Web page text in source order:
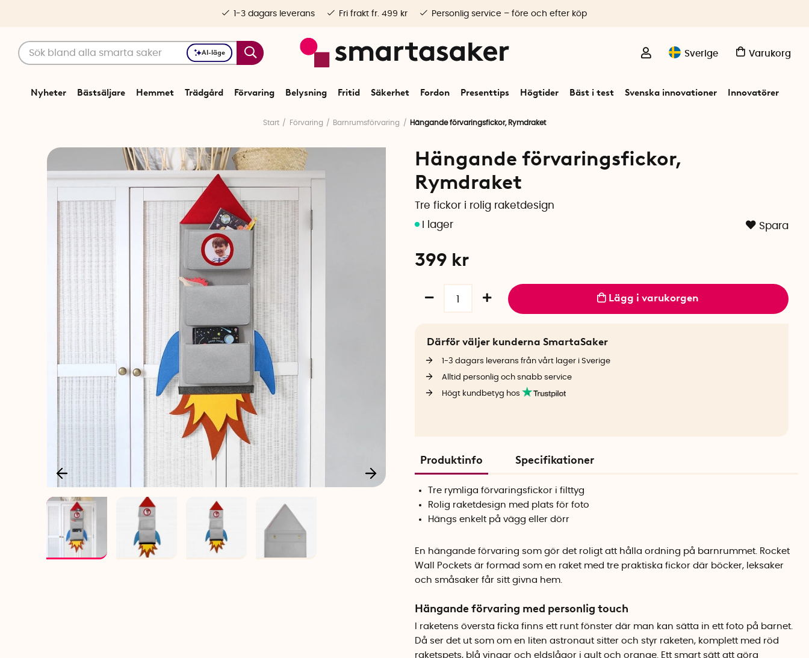
AI-läge Sverige Varukorg
Nyheter Bästsäljare Hemmet Trädgård Förvaring Belysning Fritid Säkerhet Fordon Presenttips Högtider Bäst i test Svenska innovationer Innovatörer
1-3 dagars leverans Fri frakt fr. 499 kr Personlig service – före och efter köp
Start Förvaring Barnrumsförvaring Hängande förvaringsfickor, Rymdraket
Hängande förvaringsfickor,
Rymdraket
Tre fickor i rolig raketdesign
Spara
399 kr
Lägg i varukorgen
Därför väljer kunderna SmartaSaker
1-3 dagars leverans från vårt lager i Sverige
Alltid personlig och snabb service
Högt kundbetyg hos
Produktinfo Specifikationer
Tre rymliga förvaringsfickor i filttyg
Rolig raketdesign med plats för foto
Hängs enkelt på vägg eller dörr
En hängande förvaring som gör det roligt att hålla ordning på barnrummet. Rocket
Wall Pockets är formad som en raket med tre praktiska fickor där böcker, leksaker
och småsaker får sitt givna hem.
Hängande förvaring med personlig touch
I raketens översta ficka finns ett runt fönster där man kan sätta in ett foto på barnet.
Då ser det ut som om en liten astronaut sitter och styr raketen, komplett med röd
raketspets, blå vingar och eldslågor i gult och orange. Ett smart sätt att göra